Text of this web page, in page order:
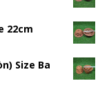
22cm
Size Ba